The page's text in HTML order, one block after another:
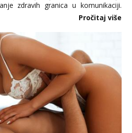
zdravih granica u komunikaciji.
otkrivanje osobnih ili intimnih
osoba još nije zaslužila to
Pročitaj više